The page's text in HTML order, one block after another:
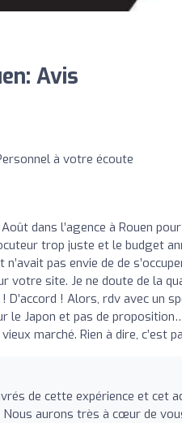
Avis
à votre écoute
dans l’agence à Rouen
trop juste et le budget
pas envie de de
site. Je ne doute de la
! Alors, rdv avec un
le Japon et pas de
marché. Rien à dire, c’est
de cette expérience et cet
Nous aurons très à cœur de